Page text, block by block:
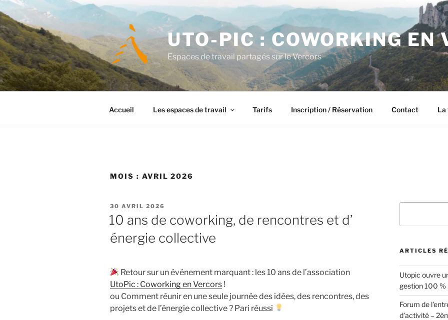
Aller
au
contenu
principal
UTO-PIC : COWORKING EN
Espaces de travail partagés sur le Vercors
Accueil Les espaces de travail Tarifs Inscription / Réservation Contact La
MOIS : AVRIL 2026
PUBLIÉ
LE
30 AVRIL 2026
10 ans de coworking, de rencontres et d’
énergie collective
Retour sur un événement marquant : les 10 ans de l’association
UtoPic : Coworking en Vercors !
ou Comment réunir en une seule journée des idées, des rencontres, des
projets et de l’énergie collective ? Pari réussi
ARTICLES
Utopic ouvre
gestion 100 %
Forum de
d’activité –